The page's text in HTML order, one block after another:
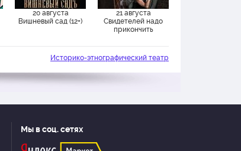
20 августа
Вишневый сад (12+)
21 августа
Свидетелей надо
прикончить
Историко-этнографический театр
Мы в соц. сетях